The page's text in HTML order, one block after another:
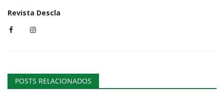
Revista Descla
POSTS RELACIONADOS